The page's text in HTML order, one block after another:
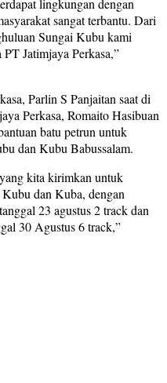
lingkungan dengan
sangat terbantu. Dari
Sungai Kubu kami
Jatimjaya Perkasa,”
Parlin S Panjaitan saat di
Perkasa, Romaito Hasibuan
batu petrun untuk
dan Kubu Babussalam.
kita kirimkan untuk
dan Kuba, dengan
23 agustus 2 track dan
30 Agustus 6 track,”